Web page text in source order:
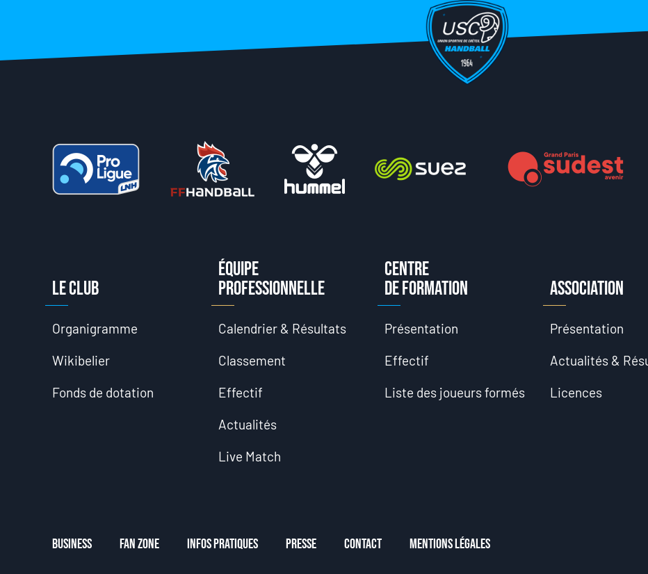
Le club
Organigramme
Wikibelier
Fonds de dotation
Équipe
professionnelle
Calendrier & Résultats
Classement
Effectif
Actualités
Live Match
Centre
de formation
Présentation
Effectif
Liste des joueurs formés
Association
Présentation
Actualités &
Licences
Business Fan Zone Infos Pratiques Presse Contact Mentions Légales